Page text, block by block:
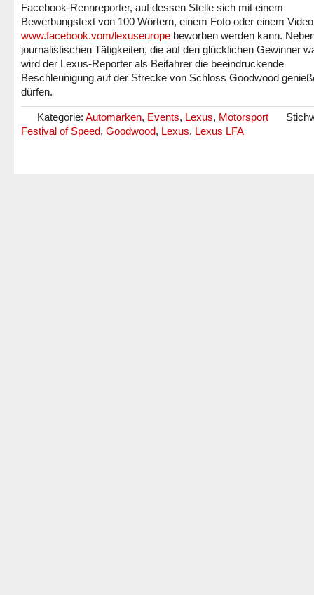
Facebook-Rennreporter, auf dessen Stelle sich mit einem
Bewerbungstext von 100 Wörtern, einem Foto oder einem
www.facebook.vom/lexuseurope beworben werden kann.
journalistischen Tätigkeiten, die auf den glücklichen Gewinner
wird der Lexus-Reporter als Beifahrer die beeindruckende
Beschleunigung auf der Strecke von Schloss Goodwood
dürfen.
Kategorie: Automarken, Events, Lexus, Motorsport
Festival of Speed, Goodwood, Lexus, Lexus LFA